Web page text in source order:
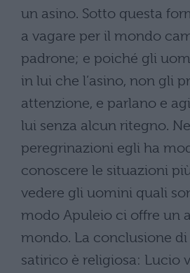
un asino. Sotto questa
a vagare per il mondo
padrone; e poiché gli
in lui che l’asino, non gli
attenzione, e parlano e
lui senza alcun ritegno.
peregrinazioni egli ha
conoscere le situazioni
vedere gli uomini quali
modo Apuleio ci offre un
mondo. La conclusione
satirico è religiosa: Lucio